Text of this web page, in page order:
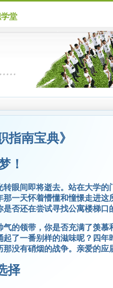
堂
指南宝典》
！
眼间即将逝去。站在大学
一天怀着懵懂和憧憬走进这
否还在尝试寻找公寓楼梯口
的领带，你是否充满了羡慕
了一番别样的滋味呢？四年
没有硝烟的战争。亲爱的
择